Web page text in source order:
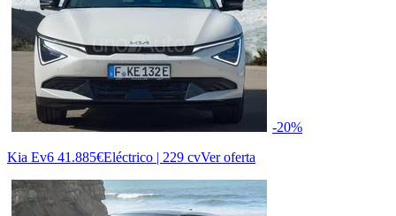
-20%
Kia Ev6 41.885€Eléctrico | 229 cvVer oferta